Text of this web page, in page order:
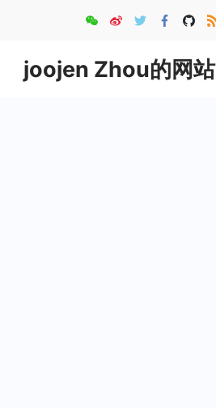
content
joojen Zhou的网站